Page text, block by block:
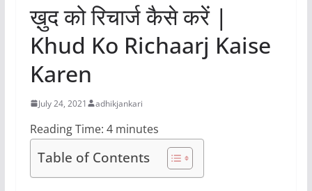
ख़ुद को रिचार्ज कैसे करें |
Khud Ko Richaarj Kaise
Karen
July 24, 2021 adhikjankari
Reading Time: 4 minutes
Table of Contents